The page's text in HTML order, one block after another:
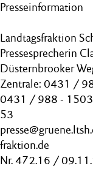
Presseinformation
Landtagsfraktion
Pressesprecherin
Düsternbrooker
Zentrale: 0431 /
0431 / 988 -
53
fraktion.de
Nr. 472.16 /